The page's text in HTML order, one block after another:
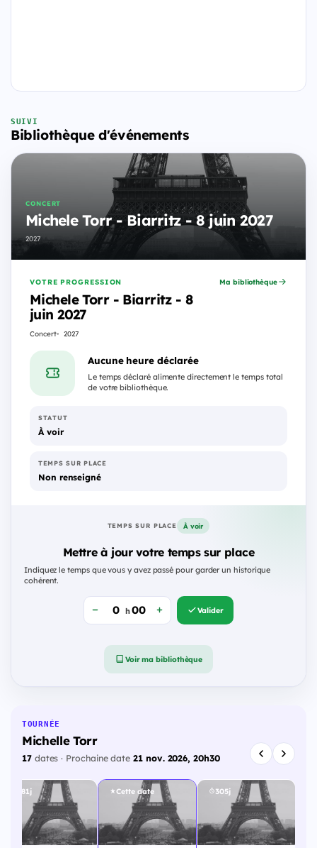
SUIVI
Bibliothèque d'événements
CONCERT
Michele Torr - Biarritz - 8 juin 2027
2027
VOTRE PROGRESSION
Michele Torr - Biarritz - 8
juin 2027
Concert 2027
Ma bibliothèque
Aucune heure déclarée
Le temps déclaré alimente directement le temps total
de votre bibliothèque.
STATUT
À voir
TEMPS SUR PLACE
Non renseigné
TEMPS SUR PLACE À voir
Mettre à jour votre temps sur place
Indiquez le temps que vous y avez passé pour garder un historique
cohérent.
h Valider
Voir ma bibliothèque
TOURNÉE
Michelle Torr
17dates · Prochaine date21 nov. 2026, 20h30
281j Cette date 305j